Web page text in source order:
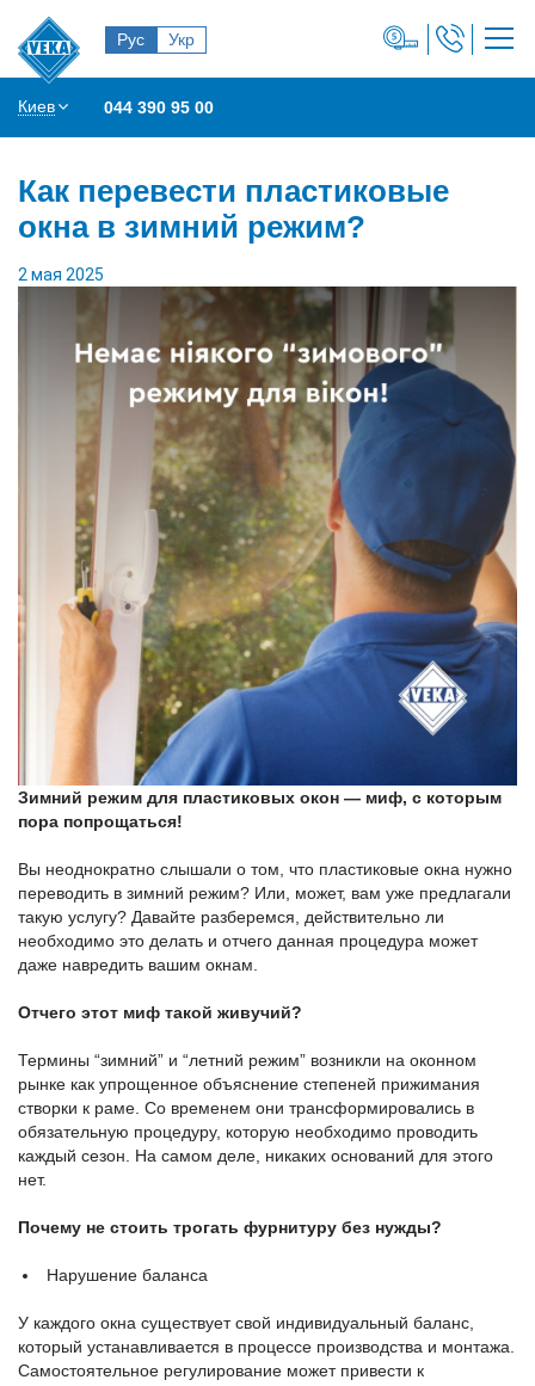
Рус Укр
Киев 044 390 95 00
Как перевести пластиковые
окна в зимний режим?
2 мая 2025
Зимний режим для пластиковых окон — миф, с которым
пора попрощаться!
Вы неоднократно слышали о том, что пластиковые окна нужно
переводить в зимний режим? Или, может, вам уже предлагали
такую услугу? Давайте разберемся, действительно ли
необходимо это делать и отчего данная процедура может
даже навредить вашим окнам.
Отчего этот миф такой живучий?
Термины “зимний” и “летний режим” возникли на оконном
рынке как упрощенное объяснение степеней прижимания
створки к раме. Со временем они трансформировались в
обязательную процедуру, которую необходимо проводить
каждый сезон. На самом деле, никаких оснований для этого
нет.
Почему не стоить трогать фурнитуру без нужды?
Нарушение баланса
У каждого окна существует свой индивидуальный баланс,
который устанавливается в процессе производства и монтажа.
Самостоятельное регулирование может привести к